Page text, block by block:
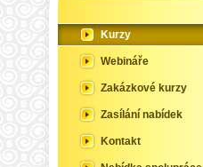
Kurzy
Webináře
Zakázkové kurzy
Zasílání nabídek
Kontakt